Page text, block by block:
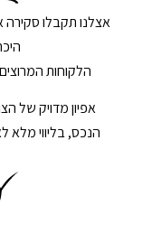
אצלנו תקבלו סקירה
הלקוחות
אפיון מדויק של
הנכס, בליווי